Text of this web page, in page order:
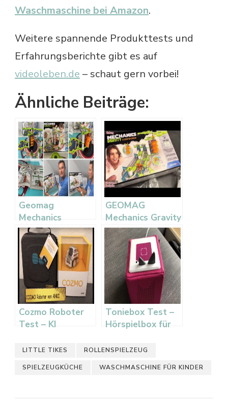
Waschmaschine bei Amazon.
Weitere spannende Produkttests und
Erfahrungsberichte gibt es auf
videoleben.de – schaut gern vorbei!
Ähnliche Beiträge:
Geomag
Mechanics
Challenge Strike
Lern- und
Kreativspiel für
Kinder ab 8
GEOMAG
Mechanics Gravity
Elevator Circuit
Test –
Kugelbahn-Set
Cozmo Roboter
Test – KI
Anki
Toniebox Test –
Hörspielbox für
Jahren
LITTLE TIKES ROLLENSPIELZEUG
SPIELZEUGKÜCHE WASCHMASCHINE FÜR KINDER